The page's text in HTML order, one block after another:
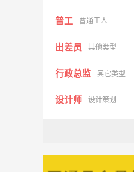
普工 普通工人
出差员 其他类型
行政总监 其它类型
设计师 设计策划